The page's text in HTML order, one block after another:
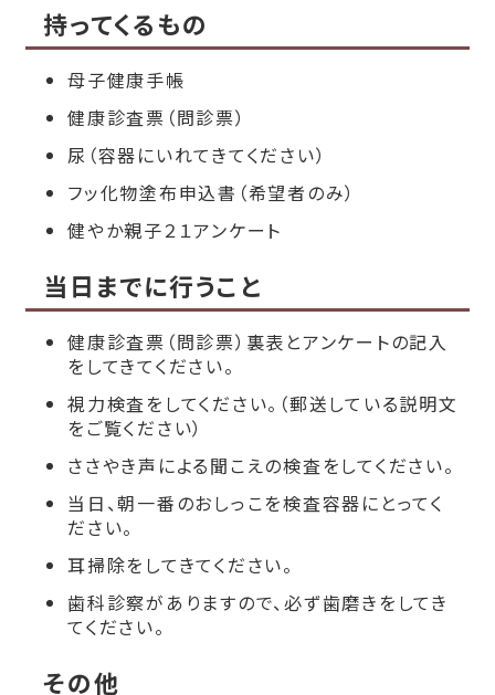
持ってくるもの
母子健康手帳
健康診査票（問診票）
尿（容器にいれてきてください）
フッ化物塗布申込書（希望者のみ）
健やか親子２１アンケート
当日までに行うこと
健康診査票（問診票）裏表とアンケートの記入
をしてきてください。
視力検査をしてください。（郵送している説明文
をご覧ください）
ささやき声による聞こえの検査をしてください。
当日、朝一番のおしっこを検査容器にとってく
ださい。
耳掃除をしてきてください。
歯科診察がありますので、必ず歯磨きをしてき
てください。
その他